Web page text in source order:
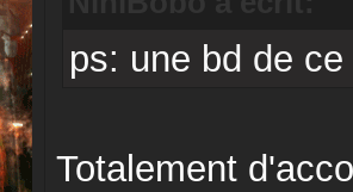
ps: une bd de
Totalement